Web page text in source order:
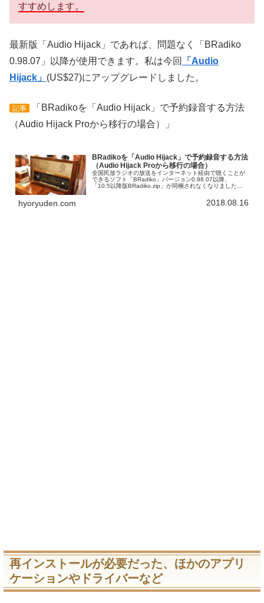
すすめします。
最新版「Audio Hijack」であれば、問題なく「BRadiko
0.98.07」以降が使用できます。私は今回
「Audio
Hijack」 (US$27)にアップグレードしました。
記事
「BRadikoを「Audio Hijack」で予約録音する方法
（Audio Hijack Proから移行の場合）」
BRadikoを「Audio Hijack」で予約録音する方法
（Audio Hijack Proから移行の場合）
全国民放ラジオの放送をインターネット経由で聴くことが
できるソフト「BRadiko」バージョン0.98.07以降、
「10.5以降版BRadiko.zip」が同梱されなくなりました。
アップグレードした場合の設定方法をお知らせします。
hyoryuden.com 2018.08.16
再インストールが必要だった、ほかのアプリ
ケーションやドライバーなど